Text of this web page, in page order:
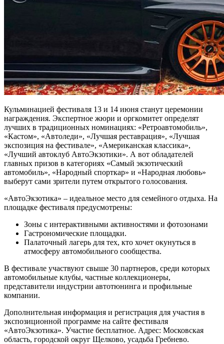
Кульминацией фестиваля 13 и 14 июня станут церемонии
награждения. Экспертное жюри и оргкомитет определят
лучших в традиционных номинациях: «Ретроавтомобиль»,
«Кастом», «Автоледи», «Лучшая реставрация», «Лучшая
экспозиция на фестивале», «Американская классика»,
«Лучший автоклуб АвтоЭкзотики». А вот обладателей
главных призов в категориях «Самый экзотический
автомобиль», «Народный спорткар» и «Народная любовь»
выберут сами зрители путем открытого голосования.
«АвтоЭкзотика» – идеальное место для семейного отдыха. На
площадке фестиваля предусмотрены:
Зоны с интерактивными активностями и фотозонами
Гастрономические площадки.
Палаточный лагерь для тех, кто хочет окунуться в
атмосферу автомобильного сообщества.
В фестивале участвуют свыше 30 партнеров, среди которых
автомобильные клубы, частные коллекционеры,
представители индустрии автотюнинга и профильные
компании.
Дополнительная информация и регистрация для участия в
экспозиционной программе на сайте фестиваля
«АвтоЭкзотика». Участие бесплатное. Адрес: Московская
область, городской округ Щелково, усадьба Гребнево.